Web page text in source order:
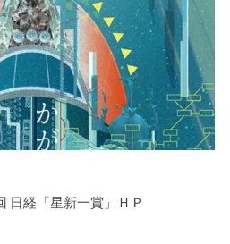
日経「星新一賞」ＨＰ